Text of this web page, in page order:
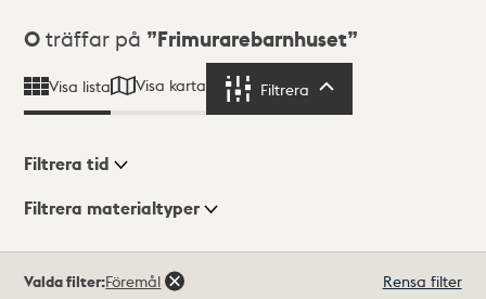
Sökresultat
0 träffar på Frimurarebarnhuset
Visa lista Visa karta Filtrera
Visningsläge
Filtrera tid
Filtrera materialtyper
träffar
Valda filter:Föremål Rensa filter